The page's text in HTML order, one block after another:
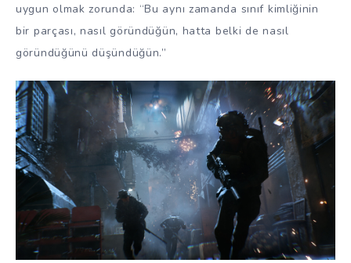
uygun olmak zorunda: “Bu aynı zamanda sınıf kimliğinin
bir parçası, nasıl göründüğün, hatta belki de nasıl
göründüğünü düşündüğün.”